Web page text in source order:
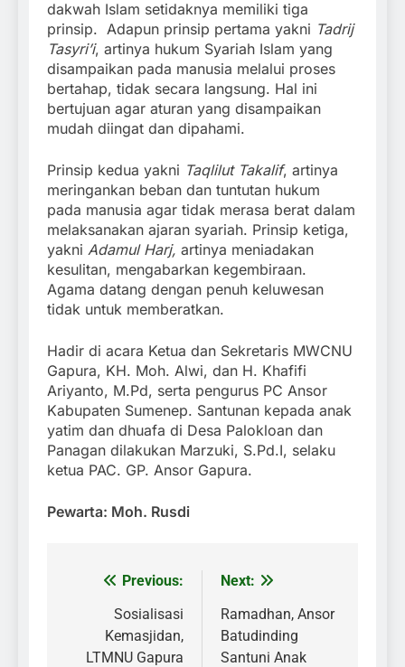
dakwah Islam setidaknya memiliki tiga
prinsip. Adapun prinsip pertama yakni Tadrij
Tasyri’i, artinya hukum Syariah Islam yang
disampaikan pada manusia melalui proses
bertahap, tidak secara langsung. Hal ini
bertujuan agar aturan yang disampaikan
mudah diingat dan dipahami.
Prinsip kedua yakni Taqlilut Takalif, artinya
meringankan beban dan tuntutan hukum
pada manusia agar tidak merasa berat dalam
melaksanakan ajaran syariah. Prinsip ketiga,
yakni Adamul Harj, artinya meniadakan
kesulitan, mengabarkan kegembiraan.
Agama datang dengan penuh keluwesan
tidak untuk memberatkan.
Hadir di acara Ketua dan Sekretaris MWCNU
Gapura, KH. Moh. Alwi, dan H. Khafifi
Ariyanto, M.Pd, serta pengurus PC Ansor
Kabupaten Sumenep. Santunan kepada anak
yatim dan dhuafa di Desa Palokloan dan
Panagan dilakukan Marzuki, S.Pd.I, selaku
ketua PAC. GP. Ansor Gapura.
Pewarta: Moh. Rusdi
NavigasiPrevious:
Sosialisasi
Kemasjidan,
LTMNU Gapura
Next:
Ramadhan, Ansor
Batudinding
Santuni Anak